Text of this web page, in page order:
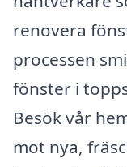
renovera
processen
fönster i
Besök vår
mot nya,